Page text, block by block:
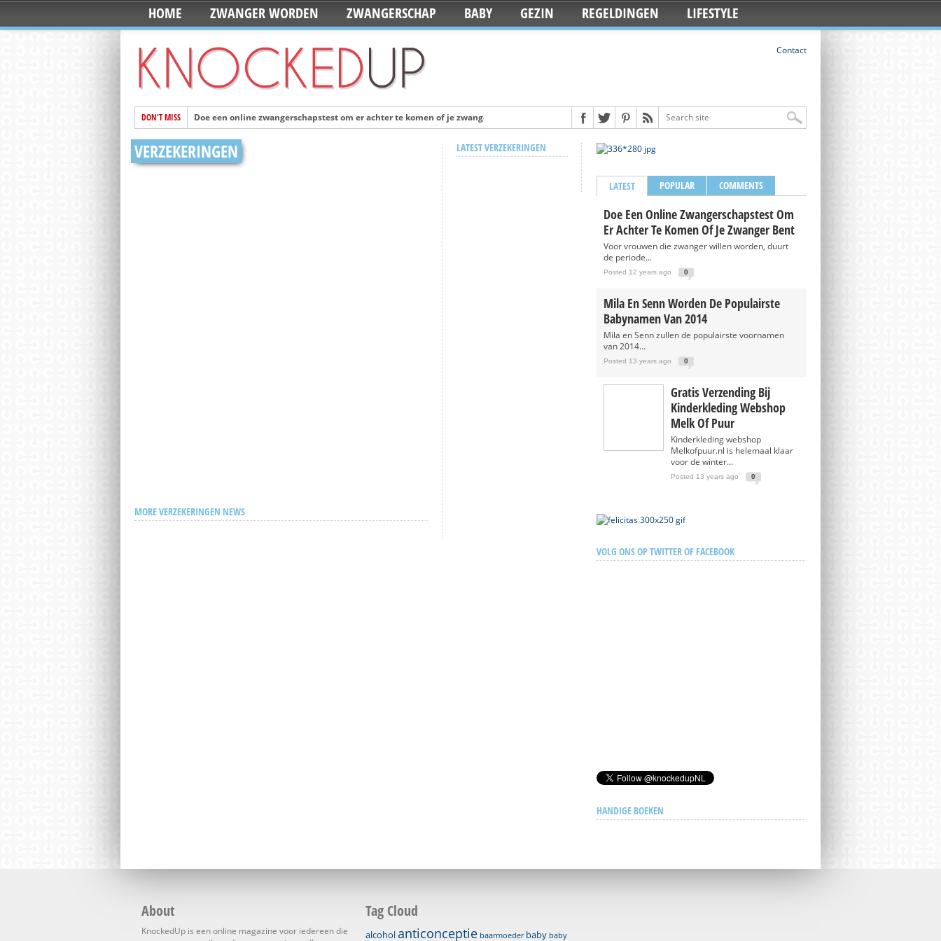
HOME ZWANGER WORDEN ZWANGERSCHAP BABY GEZIN REGELDINGEN LIFESTYLE
Contact
DON'T MISS Doe een online zwangerschapstest om er achter te komen of je zwanger bent Posted 12 years ago
Mila en Senn worden de populairste babynamen van 2014
De 10 foto’s die je moet maken op de dag dat je baby geboren wordt
Mooi en ook nog fairtrade: Deze naamslingers van KiddyColors
Meeste Nederlanders gaan dit jaar op ‘Staycation’: Ze blijven lekker in eigen land
Favoriete tas van Pippa Middleton nu ook in Nederland te koop
VERZEKERINGEN
MORE VERZEKERINGEN NEWS
LATEST VERZEKERINGEN
LATEST POPULAR COMMENTS
Doe Een Online Zwangerschapstest Om
Er Achter Te Komen Of Je Zwanger Bent
Voor vrouwen die zwanger willen worden, duurt
de periode...
Posted 12 years ago 0
Mila En Senn Worden De Populairste
Babynamen Van 2014
Mila en Senn zullen de populairste voornamen
van 2014...
Posted 13 years ago 0
Gratis Verzending Bij
Kinderkleding Webshop
Melk Of Puur
Kinderkleding webshop
Melkofpuur.nl is helemaal klaar
voor de winter...
Posted 13 years ago 0
VOLG ONS OP TWITTER OF FACEBOOK
HANDIGE BOEKEN
About
KnockedUp is een online magazine voor iedereen die
Tag Cloud
alcoholanticonceptie baarmoeder baby baby